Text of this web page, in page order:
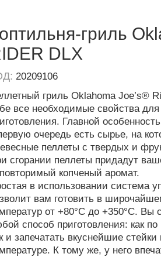
гриль
DLX
20209106
гриль Oklahoma Joe’s®
все необходимые свойства для
Главной
очередь есть сырье, на
пеллеты с твердых и
сгорании пеллеты придадут
копченый аромат.
в использовании система
вам готовить в
от +80°C до +350°C. Вы
способ приготовления: как
и запечатать вкуснейшие
К тому же, у него